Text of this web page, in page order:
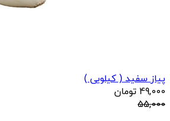
پیاز سفید ( کیلویی )
49,000 تومان
55,000